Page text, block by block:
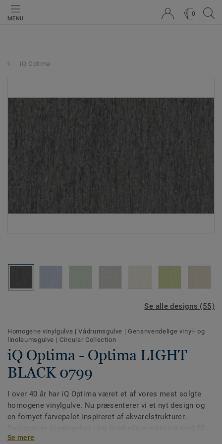
MENU
0
iQ Optima
Se alle designs (55)
Homogene vinylgulve |Vådrumsgulve | Genanvendelige vinyl- og
linoleumsgulve | Circular Collection
iQ Optima - Optima LIGHT
BLACK 0799
I over 40 år har iQ Optima været et af vores mest solgte
homogene vinylgulve. Nu præsenterer vi et nyt design og
en fornyet farvepalet inspireret af akvarelstrukturer.
farver. iQ Optima er kendt for sin PUR-overflade, som
Se mere